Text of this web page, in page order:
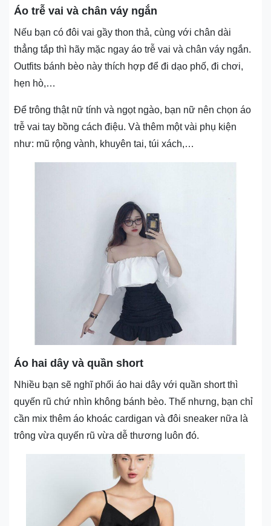
Áo trễ vai và chân váy ngắn
Nếu bạn có đôi vai gầy thon thả, cùng với chân dài
thẳng tắp thì hãy mặc ngay áo trễ vai và chân váy ngắn.
Outfits bánh bèo này thích hợp để đi dạo phố, đi chơi,
hẹn hò,…
Để trông thật nữ tính và ngọt ngào, bạn nữ nên chọn áo
trễ vai tay bồng cách điệu. Và thêm một vài phụ kiện
như: mũ rộng vành, khuyên tai, túi xách,…
Áo hai dây và quần short
Nhiều bạn sẽ nghĩ phối áo hai dây với quần short thì
quyến rũ chứ nhìn không bánh bèo. Thế nhưng, bạn chỉ
cần mix thêm áo khoác cardigan và đôi sneaker nữa là
trông vừa quyến rũ vừa dễ thương luôn đó.